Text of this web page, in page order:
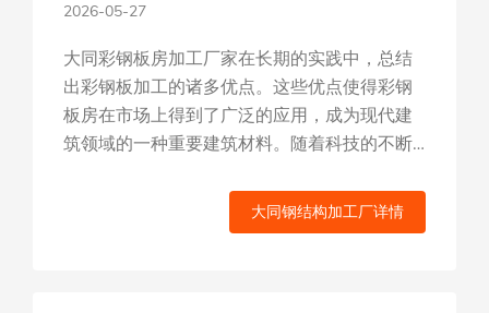
用优势
2026-05-27
大同彩钢板房加工厂家在长期的实践中，总结
出彩钢板加工的诸多优点。这些优点使得彩钢
板房在市场上得到了广泛的应用，成为现代建
筑领域的一种重要建筑材料。随着科技的不断
大同钢结构加工厂详情